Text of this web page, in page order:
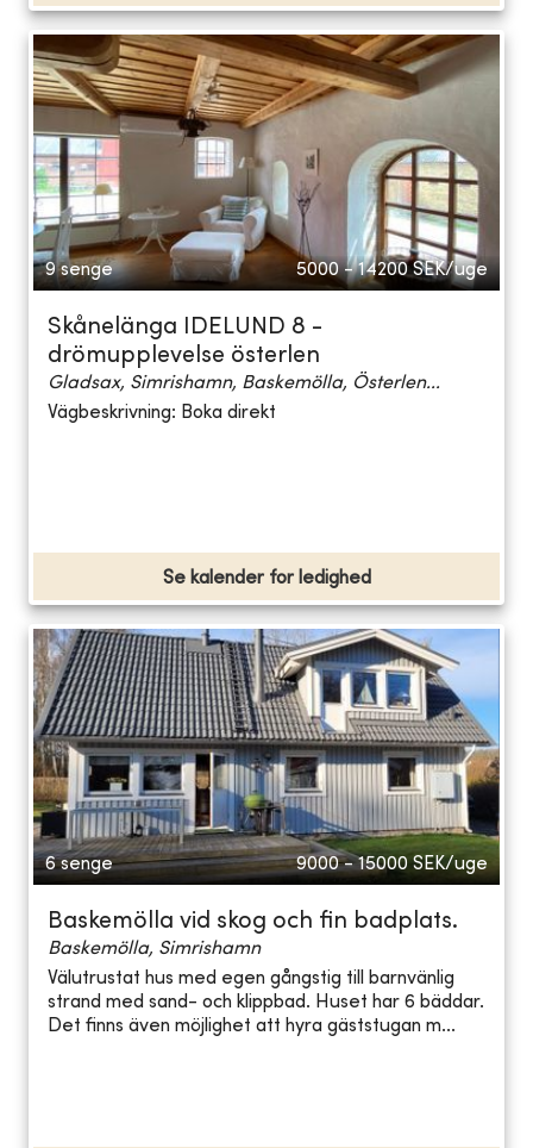
9 senge 5000 - 14200 SEK/uge
Skånelänga IDELUND 8 -
drömupplevelse österlen
Gladsax, Simrishamn, Baskemölla, Österlen...
Vägbeskrivning: Boka direkt
Se kalender for ledighed
6 senge 9000 - 15000 SEK/uge
Baskemölla vid skog och fin badplats.
Baskemölla, Simrishamn
Välutrustat hus med egen gångstig till barnvänlig
strand med sand- och klippbad. Huset har 6 bäddar.
Det finns även möjlighet att hyra gäststugan m...